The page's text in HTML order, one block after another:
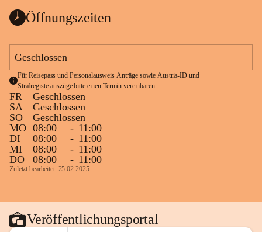
Öffnungszeiten
Geschlossen
Für Reisepass und Personalausweis Anträge sowie Austria-ID und
Strafregisterauszüge bitte einen Termin vereinbaren.
FR
Geschlossen
SA
Geschlossen
SO
Geschlossen
MO 08:00 - 11:00
DI
08:00 - 11:00
MI
08:00 - 11:00
DO
08:00 - 11:00
Zuletzt bearbeitet: 25.02.2025
Veröffentlichungsportal